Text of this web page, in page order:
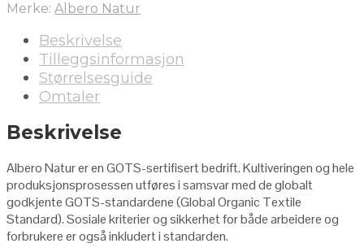
Merke: Albero Natur
Beskrivelse
Tilleggsinformasjon
Størrelsesguide
Omtaler
Beskrivelse
Albero Natur er en GOTS-sertifisert bedrift. Kultiveringen og hele
produksjonsprosessen utføres i samsvar med de globalt
godkjente GOTS-standardene (Global Organic Textile
Standard). Sosiale kriterier og sikkerhet for både arbeidere og
forbrukere er også inkludert i standarden.